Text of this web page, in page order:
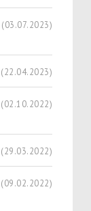
(03.07.2023)
(22.04.2023)
(02.10.2022)
(29.03.2022)
(09.02.2022)